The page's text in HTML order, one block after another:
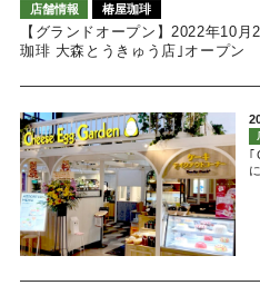
店舗情報 椿屋珈琲
【グランドオープン】2022年10
珈琲 大森とうきゅう店｣オープン
｢